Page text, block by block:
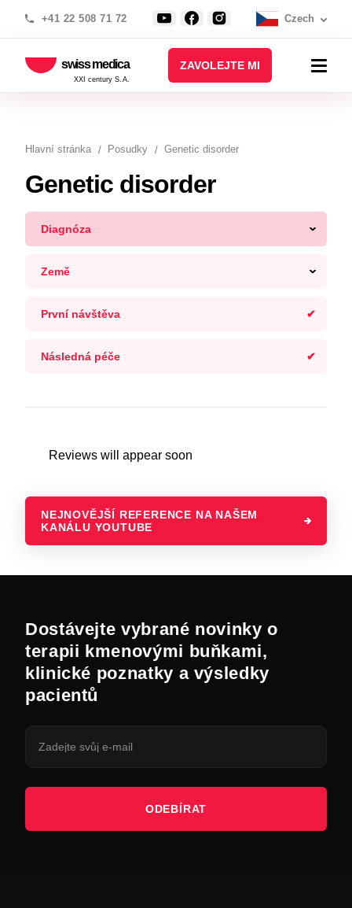
+41 22 508 71 72 Czech
swiss medica
XXI century S.A.
ZAVOLEJTE MI
Hlavní stránka Posudky Genetic disorder
Genetic disorder
Diagnóza
Země
První návštěva
Následná péče
Reviews will appear soon
NEJNOVĚJŠÍ REFERENCE NA NAŠEM
KANÁLU YOUTUBE
Dostávejte vybrané novinky o
terapii kmenovými buňkami,
klinické poznatky a výsledky
pacientů
ODEBÍRAT